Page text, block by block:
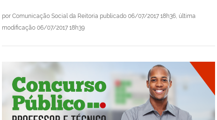
por Comunicação Social da Reitoria publicado 06/07/2017 18h36, última
modificação 06/07/2017 18h39